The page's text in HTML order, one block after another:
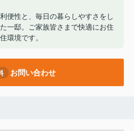
便性と、毎日の暮らしやすさをし
一邸。ご家族皆さまで快適にお住
環境です。
お問い合わせ